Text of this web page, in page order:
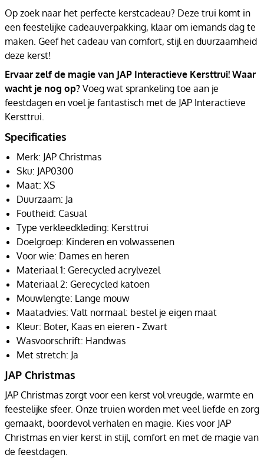
Op zoek naar het perfecte kerstcadeau? Deze trui komt in
een feestelijke cadeauverpakking, klaar om iemands dag te
maken. Geef het cadeau van comfort, stijl en duurzaamheid
deze kerst!
Ervaar zelf de magie van JAP Interactieve Kersttrui! Waar
wacht je nog op? Voeg wat sprankeling toe aan je
feestdagen en voel je fantastisch met de JAP Interactieve
Kersttrui.
Specificaties
Merk: JAP Christmas
Sku: JAP0300
Maat: XS
Duurzaam: Ja
Foutheid: Casual
Type verkleedkleding: Kersttrui
Doelgroep: Kinderen en volwassenen
Voor wie: Dames en heren
Materiaal 1: Gerecycled acrylvezel
Materiaal 2: Gerecycled katoen
Mouwlengte: Lange mouw
Maatadvies: Valt normaal: bestel je eigen maat
Kleur: Boter, Kaas en eieren - Zwart
Wasvoorschrift: Handwas
Met stretch: Ja
JAP Christmas
JAP Christmas zorgt voor een kerst vol vreugde, warmte en
feestelijke sfeer. Onze truien worden met veel liefde en zorg
gemaakt, boordevol verhalen en magie. Kies voor JAP
Christmas en vier kerst in stijl, comfort en met de magie van
de feestdagen.